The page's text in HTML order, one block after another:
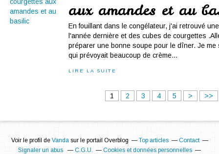
aux amandes et au
En fouillant dans le congélateur, j'ai retrouvé
l'année dernière et des cubes de courgettes
préparer une bonne soupe pour le dîner. Je
qui prévoyait beaucoup de crème...
LIRE LA SUITE
1 2 3 4 5 > >>
Voir le profil de Vandasur le portail Overblog Top articles
Contact
Signaler un abus
C.G.U.
Cookies et données personnelles